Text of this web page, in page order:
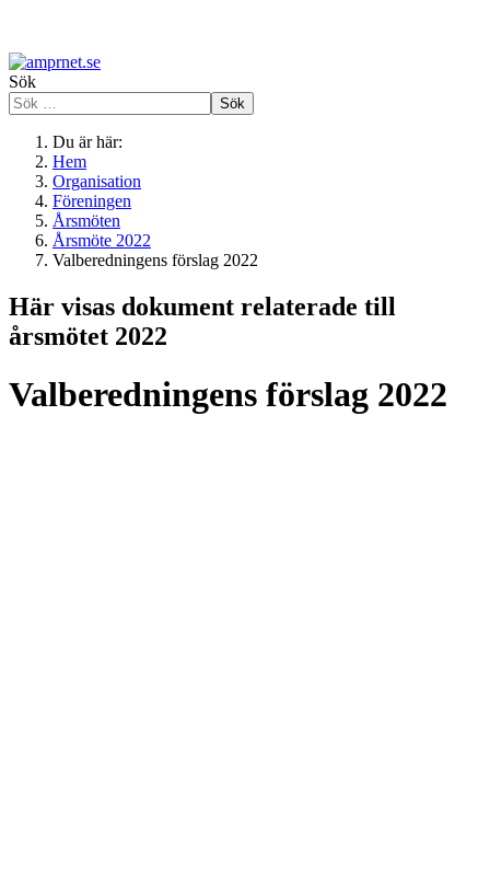
Sök
Sök
Du är här:
Hem
Organisation
Föreningen
Årsmöten
Årsmöte 2022
Valberedningens förslag 2022
Här visas dokument relaterade till
årsmötet 2022
Valberedningens förslag 2022